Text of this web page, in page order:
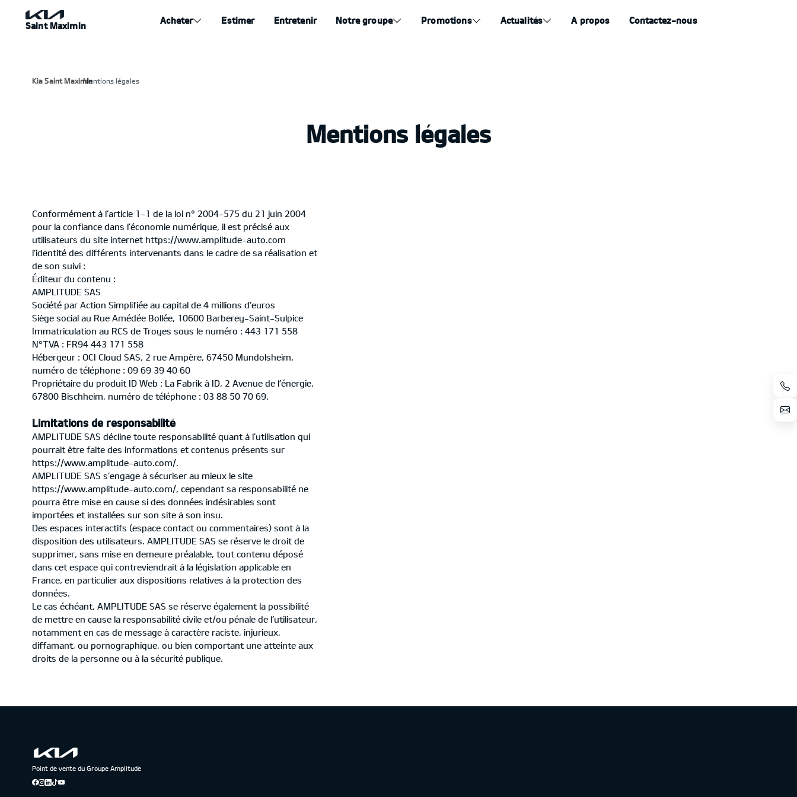
Saint Maximin
Acheter Estimer Entretenir Notre groupe Promotions Actualités Contactez-nous
A propos
Kia Saint Maximin
›
Mentions légales
Mentions légales
Conformément à l’article 1-1 de la loi n° 2004-575 du 21 juin 2004
pour la confiance dans l’économie numérique, il est précisé aux
utilisateurs du site internet https://www.amplitude-auto.com
l’identité des différents intervenants dans le cadre de sa réalisation et
de son suivi :
Éditeur du contenu :
AMPLITUDE SAS
Société par Action Simplifiée au capital de 4 millions d’euros
Siège social au Rue Amédée Bollée, 10600 Barberey-Saint-Sulpice
Immatriculation au RCS de Troyes sous le numéro : 443 171 558
N°TVA : FR94 443 171 558
Hébergeur : OCI Cloud SAS, 2 rue Ampère, 67450 Mundolsheim,
numéro de téléphone : 09 69 39 40 60
Propriétaire du produit ID Web : La Fabrik à ID, 2 Avenue de l’énergie,
67800 Bischheim, numéro de téléphone : 03 88 50 70 69.
Limitations de responsabilité
AMPLITUDE SAS décline toute responsabilité quant à l’utilisation qui
pourrait être faite des informations et contenus présents sur
https://www.amplitude-auto.com/.
AMPLITUDE SAS s’engage à sécuriser au mieux le site
https://www.amplitude-auto.com/, cependant sa responsabilité ne
pourra être mise en cause si des données indésirables sont
importées et installées sur son site à son insu.
Des espaces interactifs (espace contact ou commentaires) sont à la
disposition des utilisateurs. AMPLITUDE SAS se réserve le droit de
supprimer, sans mise en demeure préalable, tout contenu déposé
dans cet espace qui contreviendrait à la législation applicable en
France, en particulier aux dispositions relatives à la protection des
données.
Le cas échéant, AMPLITUDE SAS se réserve également la possibilité
de mettre en cause la responsabilité civile et/ou pénale de l’utilisateur,
notamment en cas de message à caractère raciste, injurieux,
diffamant, ou pornographique, ou bien comportant une atteinte aux
droits de la personne ou à la sécurité publique.
Point de vente du Groupe Amplitude